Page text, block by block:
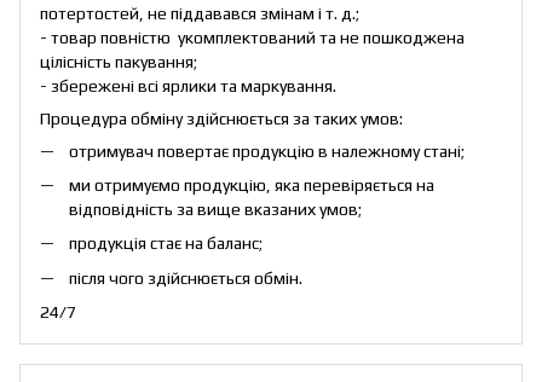
потертостей, не піддавався змінам і т. д.;
- товар повністю укомплектований та не пошкоджена
цілісність пакування;
- збережені всі ярлики та маркування.
Процедура обміну здійснюється за таких умов:
отримувач повертає продукцію в належному стані;
ми отримуємо продукцію, яка перевіряється на
відповідність за вище вказаних умов;
продукція стає на баланс;
після чого здійснюється обмін.
24/7